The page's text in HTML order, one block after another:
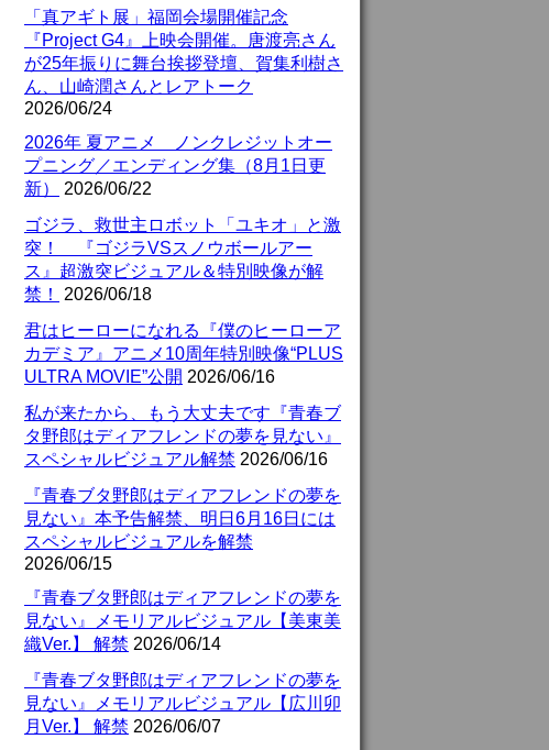
「真アギト展」福岡会場開催記念
『Project G4』上映会開催。唐渡亮さん
が25年振りに舞台挨拶登壇、賀集利樹さ
ん、山崎潤さんとレアトーク
2026/06/24
2026年 夏アニメ ノンクレジットオー
プニング／エンディング集（8月1日更
新）
2026/06/22
ゴジラ、救世主ロボット「ユキオ」と激
突！ 『ゴジラVSスノウボールアー
ス』超激突ビジュアル＆特別映像が解
禁！
2026/06/18
君はヒーローになれる『僕のヒーローア
カデミア』アニメ10周年特別映像“PLUS
ULTRA MOVIE”公開 2026/06/16
私が来たから、もう大丈夫です『青春ブ
タ野郎はディアフレンドの夢を見ない』
スペシャルビジュアル解禁 2026/06/16
『青春ブタ野郎はディアフレンドの夢を
見ない』本予告解禁、明日6月16日には
スペシャルビジュアルを解禁
2026/06/15
『青春ブタ野郎はディアフレンドの夢を
見ない』メモリアルビジュアル【美東美
織Ver.】 解禁 2026/06/14
『青春ブタ野郎はディアフレンドの夢を
見ない』メモリアルビジュアル【広川卯
月Ver.】 解禁 2026/06/07